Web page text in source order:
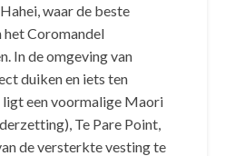
waar de beste
het Coromandel
In de omgeving van
duiken en iets ten
ligt een voormalige Maori
Te Pare Point,
de versterkte vesting te